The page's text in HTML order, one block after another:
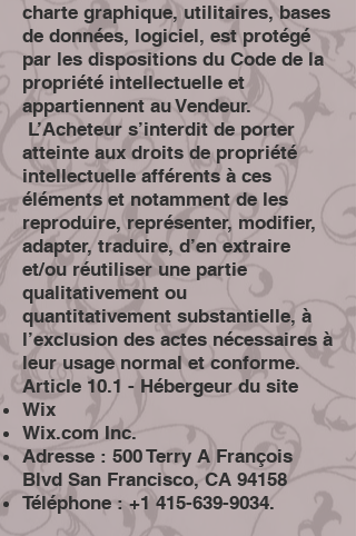
charte graphique, utilitaires, bases
de données, logiciel, est protégé
par les dispositions du Code de la
propriété intellectuelle et
appartiennent au Vendeur.
L’Acheteur s’interdit de porter
atteinte aux droits de propriété
intellectuelle afférents à ces
éléments et notamment de les
reproduire, représenter, modifier,
adapter, traduire, d’en extraire
et/ou réutiliser une partie
qualitativement ou
quantitativement substantielle, à
l’exclusion des actes nécessaires à
leur usage normal et conforme.
Article 10.1 - Hébergeur du site
Wix
Wix.com Inc.
Adresse : 500 Terry A François
Blvd San Francisco, CA 94158
Téléphone :+1 415-639-9034.